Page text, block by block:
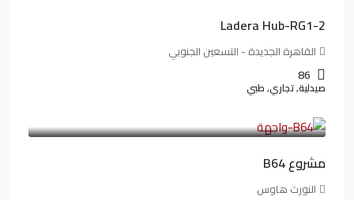
Ladera Hub-RG1-2
القاهرة الجديدة - التسعين الجنوبي
86
صيدلية, تجاري, طبي
3,125,000LE
مشروع B64
النورث هاوس